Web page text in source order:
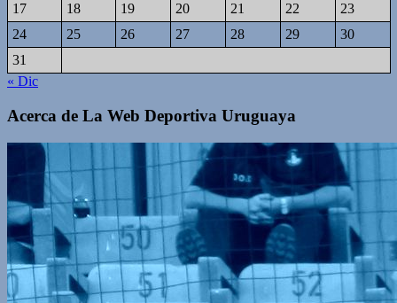
17
18 19 20 21 22
23
24
25 26 27 28 29
30
31
« Dic
Acerca de La Web Deportiva Uruguaya